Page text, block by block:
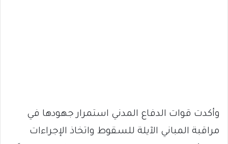
وأكدت قوات الدفاع المدني استمرار جهودها في
مراقبة المباني الآيلة للسقوط واتخاذ الإجراءات